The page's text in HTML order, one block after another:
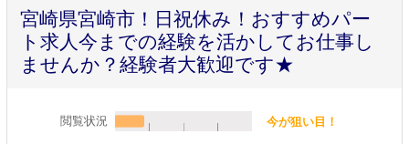
宮崎県宮崎市！日祝休み！おすすめパー
ト求人今までの経験を活かしてお仕事し
ませんか？経験者大歓迎です★
閲覧状況 今が狙い目！